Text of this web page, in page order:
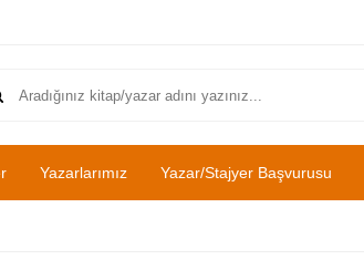
Yazarlarımız Yazar/Stajyer Başvurusu